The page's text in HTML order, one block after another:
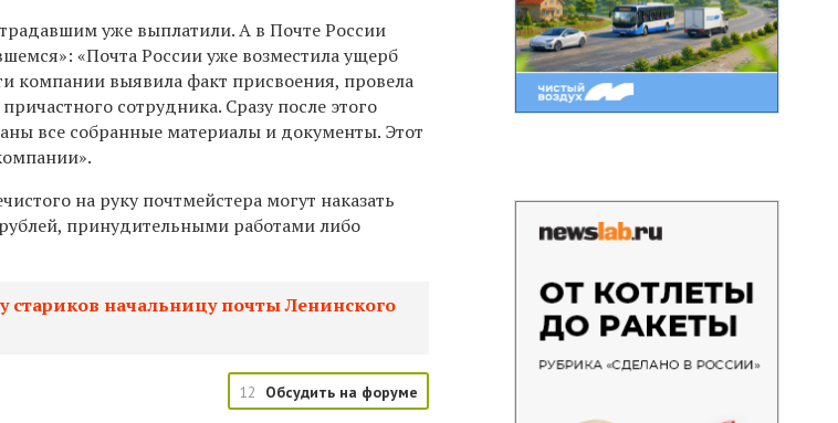
уже выплатили. А в Почте России
«Почта России уже возместила ущерб
компании выявила факт присвоения, провела
сотрудника. Сразу после этого
все собранные материалы и документы. Этот
на руку почтмейстера могут наказать
принудительными работами либо
стариков начальницу почты Ленинского
12 Обсудить на форуме